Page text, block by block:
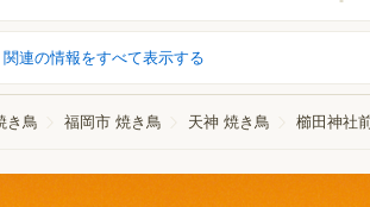
関連の情報をすべて表示する
き鳥 福岡市 焼き鳥 天神 焼き鳥 櫛田神社